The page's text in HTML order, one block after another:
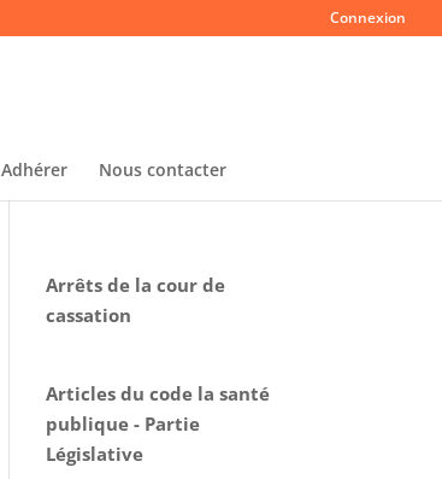
Connexion
Adhérer Nous contacter
Arrêts de la cour de
cassation
Articles du code la santé
publique - Partie
Législative